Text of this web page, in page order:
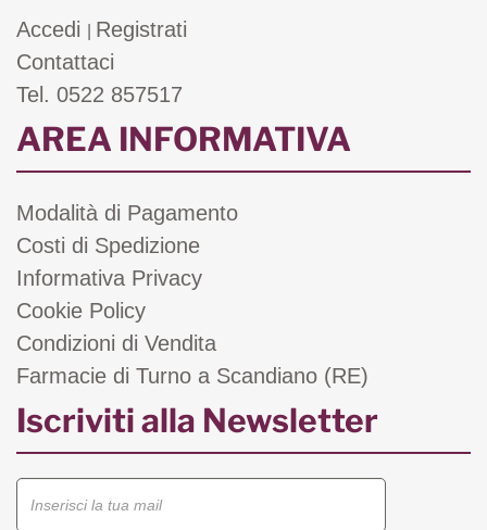
Accedi
Registrati
Contattaci
Tel. 0522 857517
AREA INFORMATIVA
Modalità di Pagamento
Costi di Spedizione
Informativa Privacy
Cookie Policy
Condizioni di Vendita
Farmacie di Turno a Scandiano (RE)
Iscriviti alla Newsletter